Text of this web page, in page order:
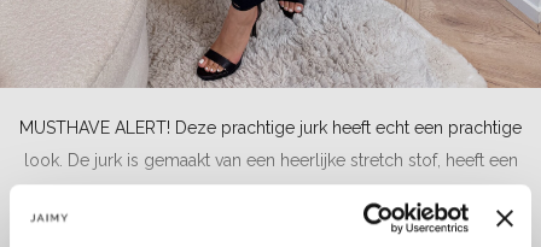
MUSTHAVE ALERT! Deze prachtige jurk heeft echt een prachtige
look. De jurk is gemaakt van een heerlijke stretch stof, heeft een
echte musthave voor jou garderobe....